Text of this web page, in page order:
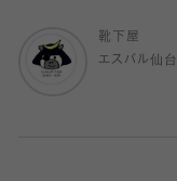
靴下屋
エスパル仙台